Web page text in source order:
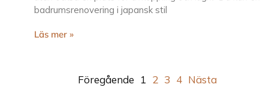
badrumsrenovering i japansk stil
Läs mer »
Föregående 1 2 3 4 Nästa